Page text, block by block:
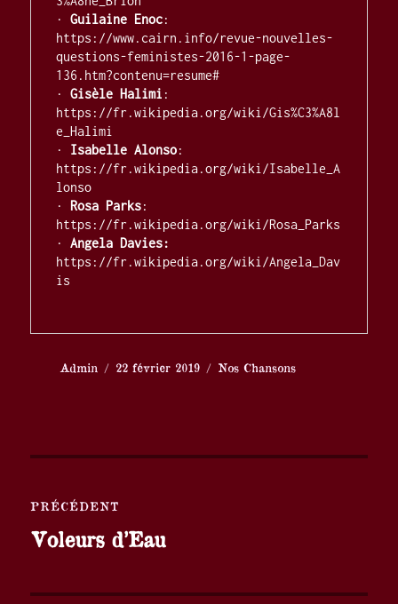
· Guilaine Enoc:
https://www.cairn.info/revue-nouvelles-
questions-feministes-2016-1-page-
136.htm?contenu=resume#
· Gisèle Halimi :
https://fr.wikipedia.org/wiki/Gis%C3%A8l
e_Halimi
· Isabelle Alonso:
https://fr.wikipedia.org/wiki/Isabelle_A
lonso
·
Rosa Parks:
https://fr.wikipedia.org/wiki/Rosa_Parks
· Angela Davies:
https://fr.wikipedia.org/wiki/Angela_Dav
is
Auteur
Admin
Publié
22 février 2019 Catégories
Nos Chansons
de
PRÉCÉDENT
Publication
Voleurs d’Eau